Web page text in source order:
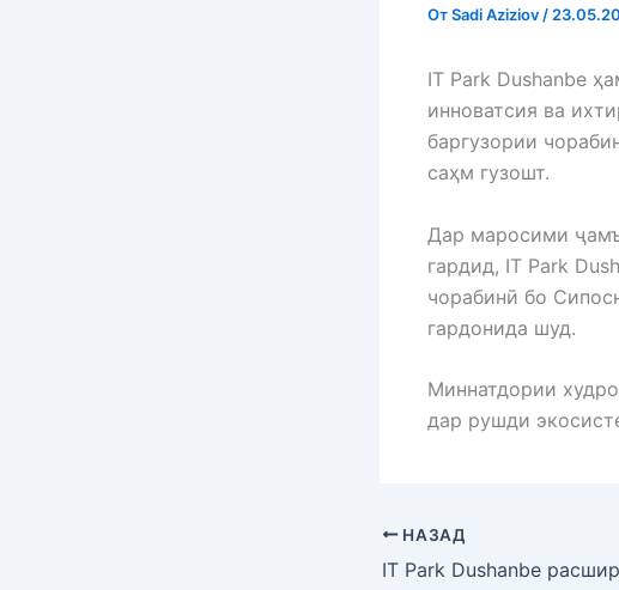
ОтSadi Aziziov /
IT Park Dushanbe
инноватсия ва
баргузории
саҳм гузошт.
Дар маросими
гардид, IT Park
чорабинӣ бо
гардонида шуд.
Миннатдории
дар рушди
НАЗАД